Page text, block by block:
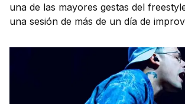
una de las mayores gestas del
una sesión de más de un día de